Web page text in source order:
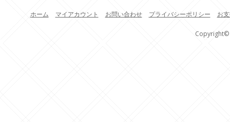
ホーム マイアカウント お問い合わせ プライバシーポリシー お
Copyright©